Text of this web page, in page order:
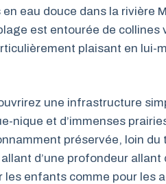
eau douce dans la rivière
est entourée de collines
plaisant en lui-
une infrastructure
nique et d’immenses
préservée, loin du
d’une profondeur
les enfants comme pour les